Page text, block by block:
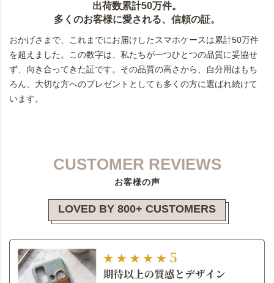
出荷数累計50万件。
多くのお客様に愛される、信頼の証。
おかげさまで、これまでにお届けしたスマホケースは累計50万件
を超えました。この数字は、私たちが一つひとつの品質に妥協せ
ず、向き合ってきた証です。その品質の高さから、自分用はもち
ろん、大切な方へのプレゼントとしても多くの方に選ばれ続けて
います。
CUSTOMER REVIEWS
お客様の声
LOVED BY 800+ CUSTOMERS